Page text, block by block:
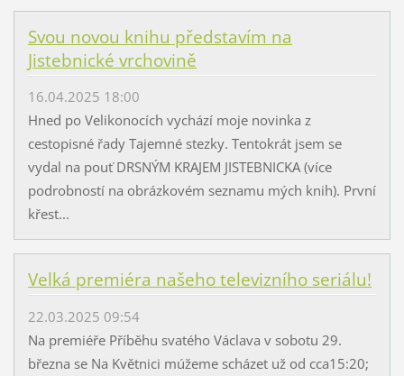
Svou novou knihu představím na
Jistebnické vrchovině
16.04.2025 18:00
Hned po Velikonocích vychází moje novinka z
cestopisné řady Tajemné stezky. Tentokrát jsem se
vydal na pouť DRSNÝM KRAJEM JISTEBNICKA (více
podrobností na obrázkovém seznamu mých knih). První
křest...
Velká premiéra našeho televizního seriálu!
22.03.2025 09:54
Na premiéře Příběhu svatého Václava v sobotu 29.
března se Na Květnici múžeme scházet už od cca15:20;